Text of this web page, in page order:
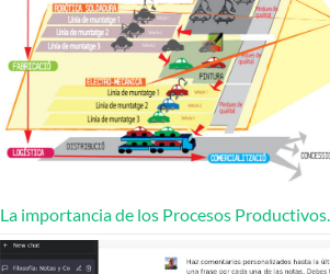
La importancia de los Procesos Productivos.